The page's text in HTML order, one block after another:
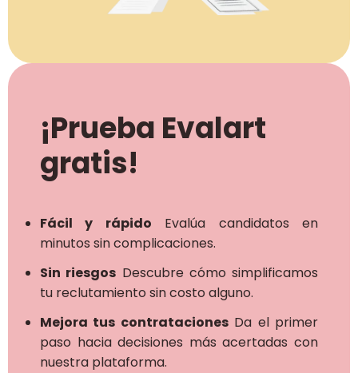
¡Prueba Evalart
gratis!
Fácil y rápido Evalúa candidatos en
minutos sin complicaciones.
Sin riesgos Descubre cómo simplificamos
tu reclutamiento sin costo alguno.
Mejora tus contratacionesDa el primer
paso hacia decisiones más acertadas con
nuestra plataforma.